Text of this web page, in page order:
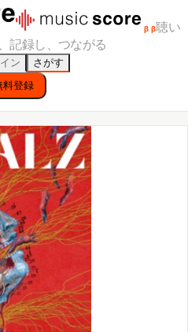
β β聴い
記録し、つながる
ン
さがす
料登録
い
スコアをつける